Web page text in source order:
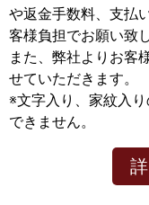
や返金手数料、支払
客様負担でお願い致
また、弊社よりお客
せていただきます。
※文字入り、家紋入
できません。